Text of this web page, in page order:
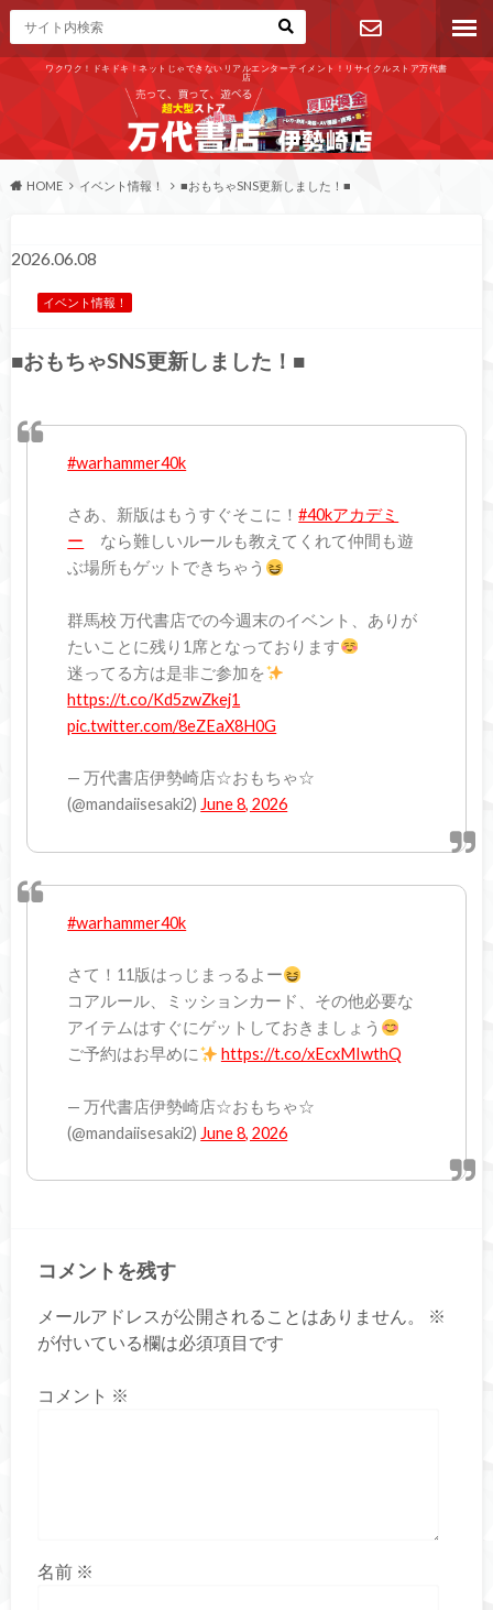
ワクワク！ドキドキ！ネットじゃできないリアルエンターテイメント！リサイクルストア万代書
店
お問い合わ
せ
HOME イベント情報！ ■おもちゃSNS更新しました！■
2026.06.08
イベント情報！
■おもちゃSNS更新しました！■
#warhammer40k
さあ、新版はもうすぐそこに！#40kアカデミ
ー なら難しいルールも教えてくれて仲間も遊
ぶ場所もゲットできちゃう
群馬校 万代書店での今週末のイベント、ありが
たいことに残り1席となっております
迷ってる方は是非ご参加を
https://t.co/Kd5zwZkej1
pic.twitter.com/8eZEaX8H0G
— 万代書店伊勢崎店☆おもちゃ☆
(@mandaiisesaki2) June 8, 2026
#warhammer40k
さて！11版はっじまっるよー
コアルール、ミッションカード、その他必要な
アイテムはすぐにゲットしておきましょう
ご予約はお早めに
https://t.co/xEcxMIwthQ
— 万代書店伊勢崎店☆おもちゃ☆
(@mandaiisesaki2) June 8, 2026
コメントを残す
メールアドレスが公開されることはありません。
※
が付いている欄は必須項目です
コメント ※
名前 ※